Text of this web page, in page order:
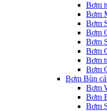
Bơm
Bơm
Bơm
Bơm
Bơm
Bơm
Bơm
Bơm
Bơm Bùn
Bơm
Bơm
Bơm